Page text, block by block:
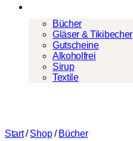
Bücher
Gläser & Tikibecher
Gutscheine
Alkoholfrei
Sirup
Textile
Start / Shop / Bücher